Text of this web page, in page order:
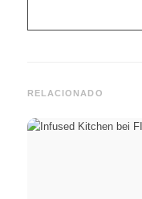
RELACIONADO